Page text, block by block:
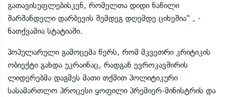
გათავისუფლებისკენ, რომელთა დიდი ნაწილი
შარშანდელი დარბევის შემდეგ დღემდე ციხეშია" , -
ნათქვამია სტატიაში.
პოპულარული გამოცემა წერს, რომ მკვეთრი კრიტიკის
ობიექტი გახდა უკრაინაც, რადგან ევროკავშირის
ლიდერებმა დაგმეს მათი თქმით პოლიტიკური
სასამართლო პროცესი ყოფილი პრემიერ-მინისტრის და